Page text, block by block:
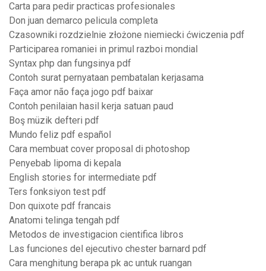
Carta para pedir practicas profesionales
Don juan demarco pelicula completa
Czasowniki rozdzielnie złożone niemiecki ćwiczenia pdf
Participarea romaniei in primul razboi mondial
Syntax php dan fungsinya pdf
Contoh surat pernyataan pembatalan kerjasama
Faça amor não faça jogo pdf baixar
Contoh penilaian hasil kerja satuan paud
Boş müzik defteri pdf
Mundo feliz pdf español
Cara membuat cover proposal di photoshop
Penyebab lipoma di kepala
English stories for intermediate pdf
Ters fonksiyon test pdf
Don quixote pdf francais
Anatomi telinga tengah pdf
Metodos de investigacion cientifica libros
Las funciones del ejecutivo chester barnard pdf
Cara menghitung berapa pk ac untuk ruangan